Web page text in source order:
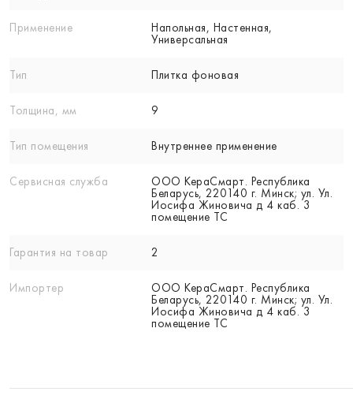
Применение
Напольная, Настенная,
Универсальная
Тип Плитка фоновая
Толщина, мм 9
Тип помещения Внутреннее применение
Сервисная служба
ООО КераСмарт. Республика
Беларусь, 220140 г. Минск; ул. Ул.
Иосифа Жиновича д 4 каб. 3
помещение ТС
Гарантия на товар 2
Импортер
ООО КераСмарт. Республика
Беларусь, 220140 г. Минск; ул. Ул.
Иосифа Жиновича д 4 каб. 3
помещение ТС